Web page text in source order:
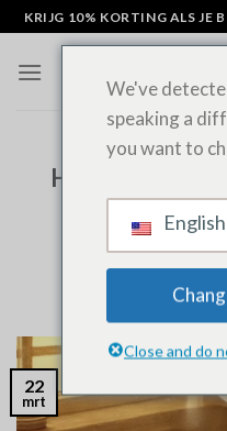
Overslaan
naar
inhoud
KRIJG 10% KORTING ALS JE
Hoe maak je
Psilocybine
GEPLAATST OP
22
mrt
We've
speaking a
you want to
English
Close and do